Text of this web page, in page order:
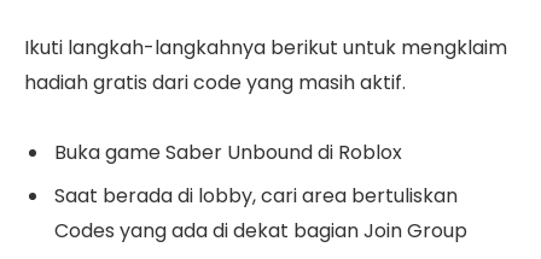
Ikuti langkah-langkahnya berikut untuk mengklaim
hadiah gratis dari code yang masih aktif.
Buka game Saber Unbound di Roblox
Saat berada di lobby, cari area bertuliskan
Codes yang ada di dekat bagian Join Group